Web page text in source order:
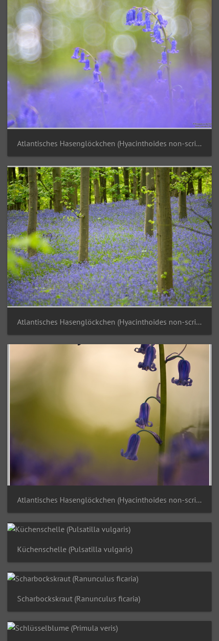
Atlantisches Hasenglöckchen (Hyacinthoides non-scripta)
Atlantisches Hasenglöckchen (Hyacinthoides non-scripta)
Atlantisches Hasenglöckchen (Hyacinthoides non-scripta)
Küchenschelle (Pulsatilla vulgaris)
Scharbockskraut (Ranunculus ficaria)